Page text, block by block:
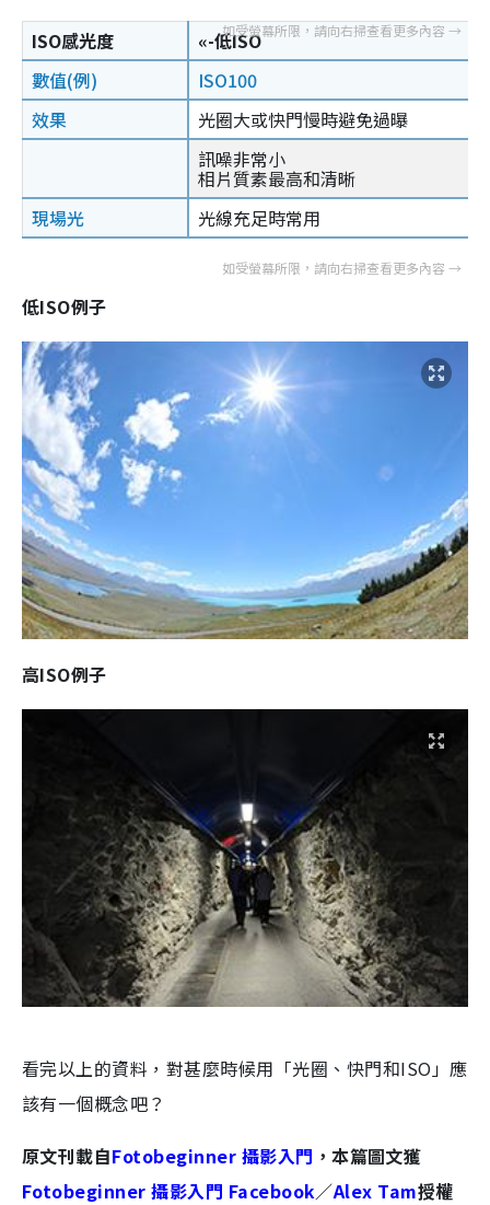
ISO感光度
«-低ISO
數值(例)
ISO100
效果
光圈大或快門慢時避免過曝
訊噪非常小
相片質素最高和清晰
現場光
光線充足時常用
低ISO例子
高ISO例子
看完以上的資料，對甚麼時候用「光圈、快門和ISO」應
該有一個概念吧？
原文刊載自Fotobeginner 攝影入門 ，本篇圖文獲
Fotobeginner 攝影入門 Facebook／Alex Tam授權